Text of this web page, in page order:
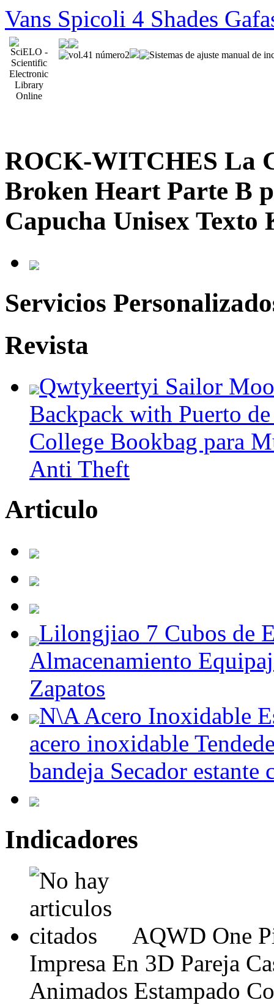
Vans Spicoli 4 Shades
ROCK-WITCHES La
Broken Heart Parte B
Capucha Unisex
Servicios
Revista
Qwtykeertyi Sailor
Backpack with Puerto
College Bookbag para
Anti Theft
Articulo
Lilongjiao 7 Cubos de
Almacenamiento
Zapatos
N\A Acero Inoxidable
acero inoxidable
bandeja Secador
Indicadores
AQWD One
Impresa En 3D Pareja
Animados Estampado